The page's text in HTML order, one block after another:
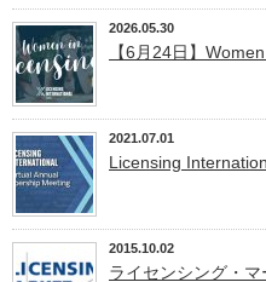
2026.05.30
【6月24日】
2021.07.01
Licensing
2015.10.02
ライセンシング・